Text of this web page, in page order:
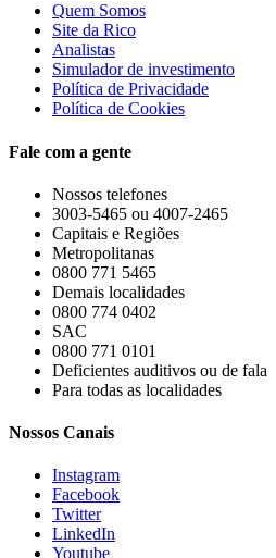
Quem Somos
Site da Rico
Analistas
Simulador de investimento
Política de Privacidade
Política de Cookies
Fale com a gente
Nossos telefones
3003-5465 ou 4007-2465
Capitais e Regiões
Metropolitanas
0800 771 5465
Demais localidades
0800 774 0402
SAC
0800 771 0101
Deficientes auditivos ou de fala
Para todas as localidades
Nossos Canais
Instagram
Facebook
Twitter
LinkedIn
Youtube